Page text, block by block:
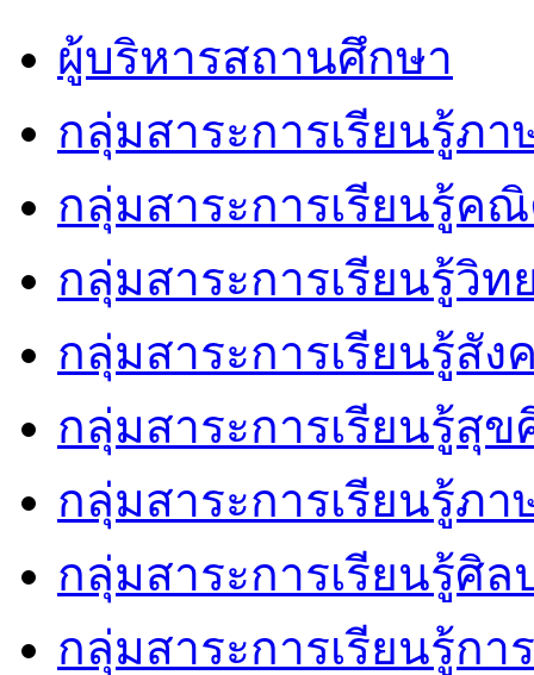
ผู้บริหารสถานศึกษา
กลุ่มสาระการเรียนรู้ภา
กลุ่มสาระการเรียนรู้ค
กลุ่มสาระการเรียนรู้วิท
กลุ่มสาระการเรียนรู้สัง
กลุ่มสาระการเรียนรู้สุ
กลุ่มสาระการเรียนรู้ภา
กลุ่มสาระการเรียนรู้ศิล
กลุ่มสาระการเรียนรู้กา